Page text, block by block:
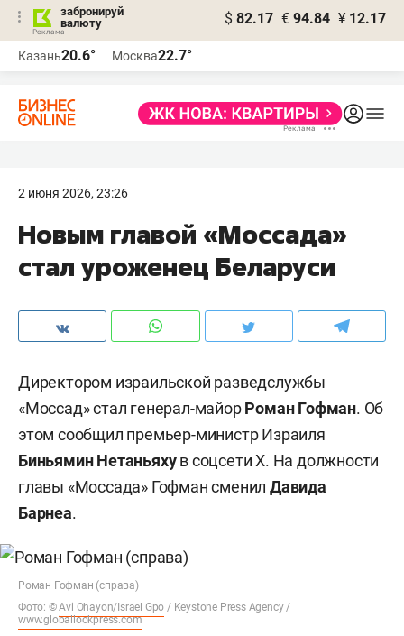
забронируй
валюту
$ 82.17 € 94.84 ¥ 12.17
Казань20.6° Москва22.7°
2 июня 2026, 23:26
Новым главой «Моссада»
стал уроженец Беларуси
Директором израильской разведслужбы
«Моссад» стал генерал-майорРоман Гофман. Об
этом сообщил премьер-министр Израиля
Биньямин Нетаньяхув соцсети X. На должности
главы «Моссада» Гофман сменилДавида
Барнеа.
Роман Гофман (справа)
Фото: ©Avi Ohayon/Israel Gpo / Keystone Press Agency /
www.globallookpress.com